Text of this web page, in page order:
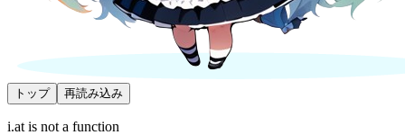
トップ 再読み込み
i.at is not a function